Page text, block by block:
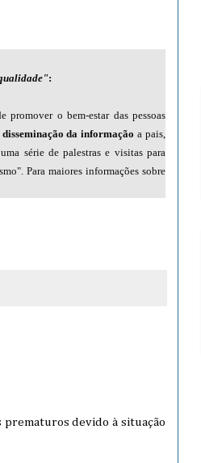
:
o bem-estar das pessoas
disseminação da informação a pais,
série de palestras e visitas para
Para maiores informações sobre
prematuros devido à situação